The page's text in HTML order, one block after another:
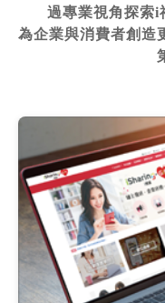
過專業視角探索i
為企業與消費者創造